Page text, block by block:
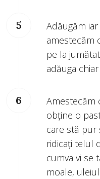
Adăugăm
amestecăm
pe la
adăuga
Amestecăm
obține o
care stă pur
ridicați telul
cumva vi se
moale,